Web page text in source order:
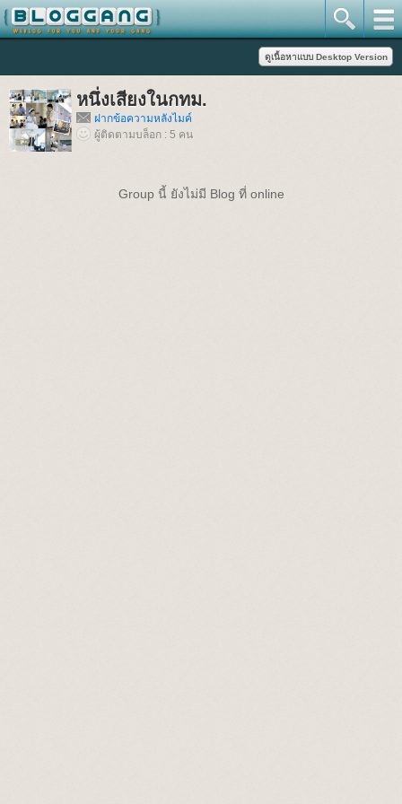
หนึ่งเสียงในกทม.
ฝากข้อความหลังไมค์
ผู้ติดตามบล็อก : 5 คน
Group นี้ ยังไม่มี Blog ที่ online